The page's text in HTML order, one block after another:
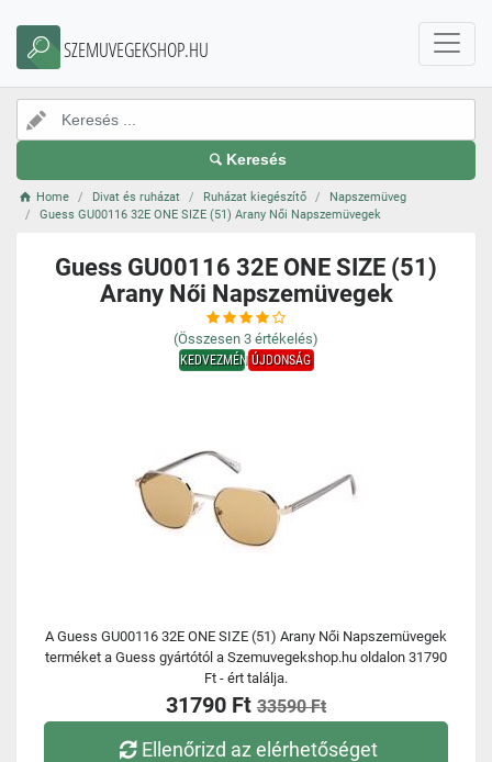
SZEMUVEGEKSHOP.HU
Keresés
Home Divat és ruházat Ruházat kiegészítő
Napszemüveg
Guess GU00116 32E ONE SIZE (51) Arany Női Napszemüvegek
Guess GU00116 32E ONE SIZE (51)
Arany Női Napszemüvegek
(Összesen 3 értékelés)
KEDVEZMÉNYÚJDONSÁG
A Guess GU00116 32E ONE SIZE (51) Arany Női Napszemüvegek
terméket a Guess gyártótól a Szemuvegekshop.hu oldalon 31790
Ft - ért találja.
31790 Ft 33590 Ft
Ellenőrizd az elérhetőséget